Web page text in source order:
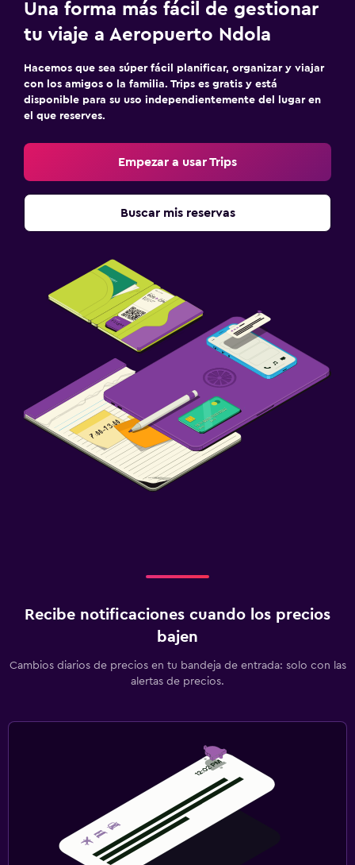
Una forma más fácil de gestionar
tu viaje a Aeropuerto Ndola
Hacemos que sea súper fácil planificar, organizar y viajar
con los amigos o la familia. Trips es gratis y está
disponible para su uso independientemente del lugar en
el que reserves.
Empezar a usar Trips
Buscar mis reservas
Recibe notificaciones cuando los precios
bajen
Cambios diarios de precios en tu bandeja de entrada: solo con las
alertas de precios.